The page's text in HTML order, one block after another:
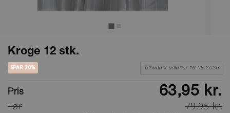
Kroge 12 stk.
SPAR 20% Tilbuddet udløber 16.08.2026
Pris 63,95 kr.
Før 79,95 kr.